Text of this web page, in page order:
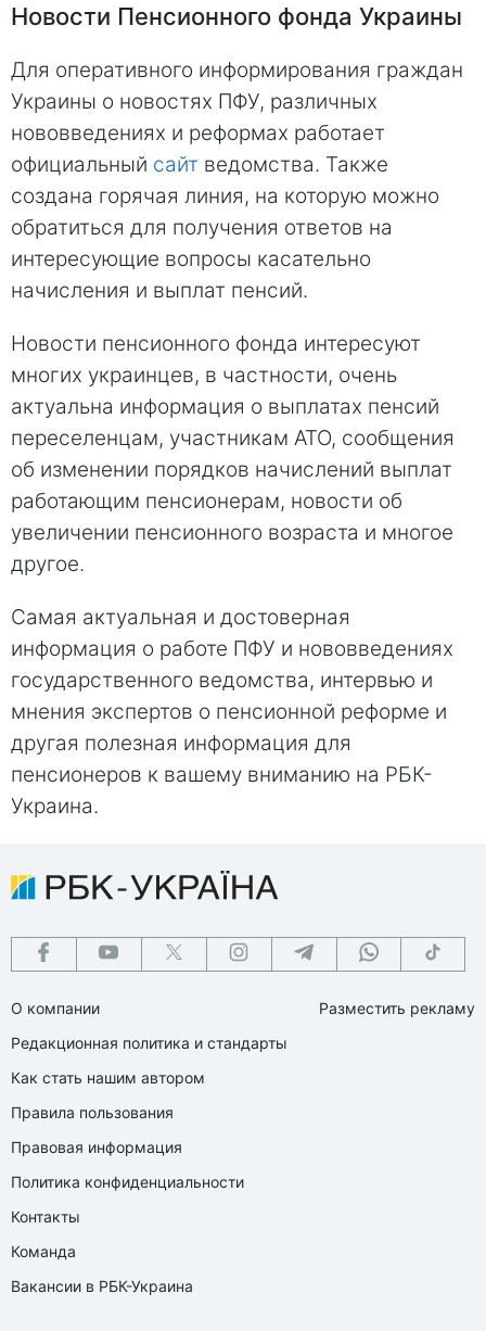
Новости Пенсионного фонда Украины
Для оперативного информирования граждан
Украины о новостях ПФУ, различных
нововведениях и реформах работает
официальный сайт ведомства. Также
создана горячая линия, на которую можно
обратиться для получения ответов на
интересующие вопросы касательно
начисления и выплат пенсий.
Новости пенсионного фонда интересуют
многих украинцев, в частности, очень
актуальна информация о выплатах пенсий
переселенцам, участникам АТО, сообщения
об изменении порядков начислений выплат
работающим пенсионерам, новости об
увеличении пенсионного возраста и многое
другое.
Самая актуальная и достоверная
информация о работе ПФУ и нововведениях
государственного ведомства, интервью и
мнения экспертов о пенсионной реформе и
другая полезная информация для
пенсионеров к вашему вниманию на РБК-
Украина.
О компании
Редакционная политика и стандарты
Как стать нашим автором
Правила пользования
Правовая информация
Политика конфиденциальности
Контакты
Команда
Вакансии в РБК-Украина
Разместить рекламу